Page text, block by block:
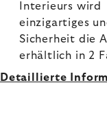
Interieurs wird
einzigartiges
Sicherheit die
erhältlich in 2
Detaillierte